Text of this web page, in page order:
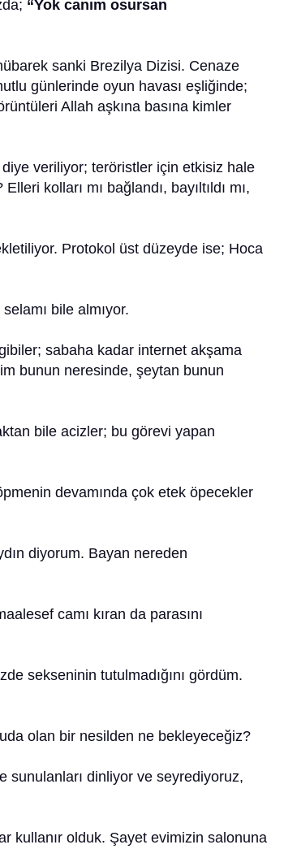
“Yok canım osursan
sanki Brezilya Dizisi. Cenaze
günlerinde oyun havası eşliğinde;
Allah aşkına basına kimler
veriliyor; teröristler için etkisiz hale
kolları mı bağlandı, bayıltıldı mı,
Protokol üst düzeyde ise; Hoca
bile almıyor.
sabaha kadar internet akşama
bunun neresinde, şeytan bunun
bile acizler; bu görevi yapan
devamında çok etek öpecekler
diyorum. Bayan nereden
camı kıran da parasını
sekseninin tutulmadığını gördüm.
olan bir nesilden ne bekleyeceğiz?
sunulanları dinliyor ve seyrediyoruz,
kullanır olduk. Şayet evimizin salonuna